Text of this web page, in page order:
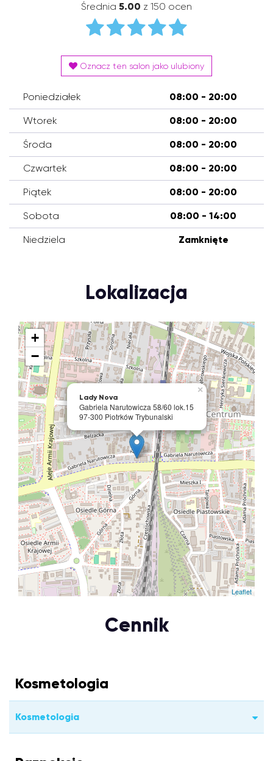
Średnia 5.00 z 150 ocen
Oznacz ten salon jako ulubiony
Poniedziałek 08:00 - 20:00
Wtorek 08:00 - 20:00
Środa 08:00 - 20:00
Czwartek 08:00 - 20:00
Piątek 08:00 - 20:00
Sobota 08:00 - 14:00
Niedziela Zamknięte
Lokalizacja
Lady Nova
Gabriela Narutowicza 58/60 lok.15
97-300 Piotrków Trybunalski
×
+
−
Leaflet
Cennik
Kosmetologia
Kosmetologia